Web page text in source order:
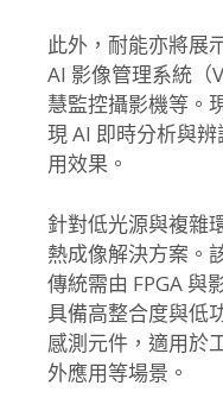
此外，耐能亦將展
AI 影像管理系統（
慧監控攝影機等。
現 AI 即時分析與
用效果。
針對低光源與複雜
熱成像解決方案。
傳統需由 FPGA 與
具備高整合度與低
感測元件，適用於
外應用等場景。